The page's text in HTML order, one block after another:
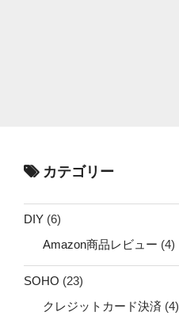
カテゴリー
DIY (6)
Amazon商品レビュー (4)
SOHO (23)
クレジットカード決済 (4)